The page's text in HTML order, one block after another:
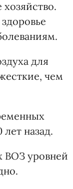
для
чем
назад.
ВОЗ уровней